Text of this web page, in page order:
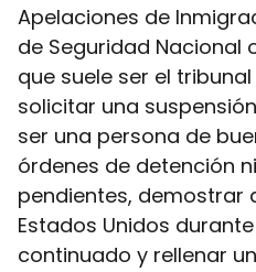
Apelaciones de
de Seguridad Nacional
que suele ser el
solicitar una
ser una persona de
órdenes de detención
pendientes, demostrar
Estados Unidos
continuado y rellenar